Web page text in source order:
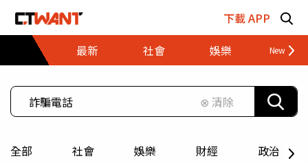
下載 APP
最新
社會 娛樂 財經
⊗ 清除
全部 社會 娛樂 財經 政治